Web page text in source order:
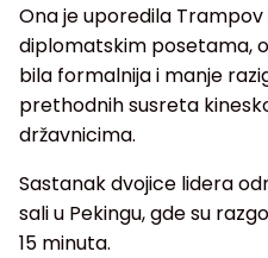
Ona je uporedila Trampov
diplomatskim posetama,
bila formalnija i manje
prethodnih susreta
državnicima.
Sastanak dvojice lidera
sali u Pekingu, gde su
15 minuta.